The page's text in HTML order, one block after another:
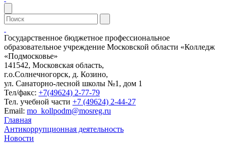
Государственное бюджетное профессиональное
образовательное учреждение Московской области «Колледж
«Подмосковье»
141542, Московская область,
г.о.Солнечногорск, д. Козино,
ул. Санаторно-лесной школы №1, дом 1
Тел/факс: +7(49624) 2-77-79
Тел. учебной части +7 (49624) 2-44-27
Email: mo_kollpodm@mosreg.ru
Главная
Антикоррупционная деятельность
Новости